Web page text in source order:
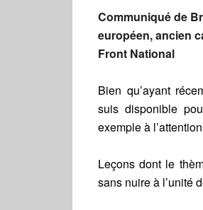
Communiqué de
européen, ancien
Front National
Bien qu’ayant
suis disponible
exemple à
Leçons dont le
sans nuire à l’unité